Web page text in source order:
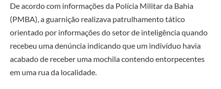
De acordo com informações da Polícia Militar da Bahia
(PMBA), a guarnição realizava patrulhamento tático
orientado por informações do setor de inteligência quando
recebeu uma denúncia indicando que um indivíduo havia
acabado de receber uma mochila contendo entorpecentes
em uma rua da localidade.